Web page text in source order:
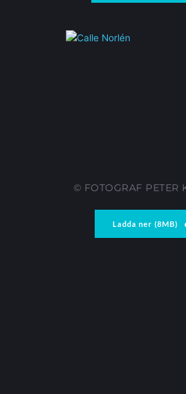
© FOTOGRAF PETER
Ladda ner (8MB)